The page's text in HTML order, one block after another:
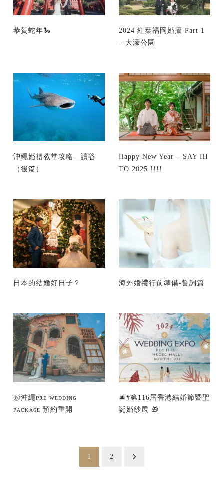
恭賀蛇年🐍
2024 紅葉福岡婚攝 Part 1
– 大濠公園
沖繩婚禮教堂攻略—讀谷
（後篇）
Happy New Year – SAY HI
TO 2025 !!!!
日本的結婚好日子？ 海外婚禮行前準備-誓詞篇
㊗沖繩ᴘʀᴇ ᴡᴇᴅᴅɪɴɢ
ᴘᴀᴄᴋᴀɢᴇ 預約重開
🎄#第116屆香港結婚節暨聖
誕婚紗展 🎁
1 2